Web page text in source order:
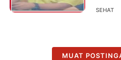
SEHAT
MUAT